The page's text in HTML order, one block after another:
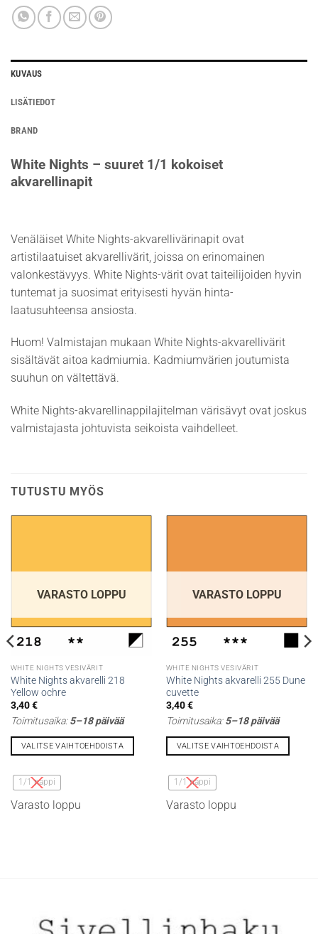
KUVAUS
LISÄTIEDOT
BRAND
White Nights – suuret 1/1 kokoiset
akvarellinapit
Venäläiset White Nights-akvarellivärinapit ovat
artistilaatuiset akvarellivärit, joissa on erinomainen
valonkestävyys. White Nights-värit ovat taiteilijoiden hyvin
tuntemat ja suosimat erityisesti hyvän hinta-
laatusuhteensa ansiosta.
Huom! Valmistajan mukaan White Nights-akvarellivärit
sisältävät aitoa kadmiumia. Kadmiumvärien joutumista
suuhun on vältettävä.
White Nights-akvarellinappilajitelman värisävyt ovat joskus
valmistajasta johtuvista seikoista vaihdelleet.
TUTUSTU MYÖS
VARASTO LOPPU
WHITE NIGHTS VESIVÄRIT
White Nights akvarelli 218
Yellow ochre
3,40€
Toimitusaika:5–18 päivää
VALITSE VAIHTOEHDOISTA
tuotteella
on
useampi
1/1 nappi
Varasto loppu
VARASTO LOPPU
WHITE NIGHTS VESIVÄRIT
White Nights akvarelli 255 Dune
cuvette
3,40€
Toimitusaika:5–18 päivää
VALITSE VAIHTOEHDOISTA
tuotteella
on
useampi
1/1 nappi
Varasto loppu